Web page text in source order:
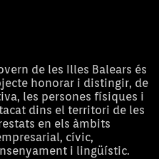
de les Illes Balears és
honorar i distingir, de
les persones físiques i
dins el territori de les
en els àmbits
cívic,
i lingüístic.